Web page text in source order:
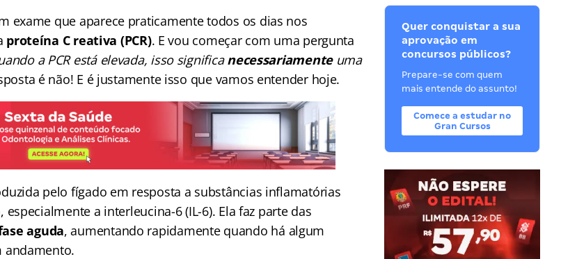
exame que aparece praticamente todos os dias nos
proteína C reativa (PCR). E vou começar com uma pergunta
a PCR está elevada, isso significanecessariamenteuma
é não! E é justamente isso que vamos entender hoje.
pelo fígado em resposta a substâncias inflamatórias
a interleucina-6 (IL-6). Ela faz parte das
aguda, aumentando rapidamente quando há algum
andamento.
Quer conquistar a sua
aprovação em
concursos públicos?
Prepare-se com quem
mais entende do assunto!
Comece a estudar no
Gran Cursos